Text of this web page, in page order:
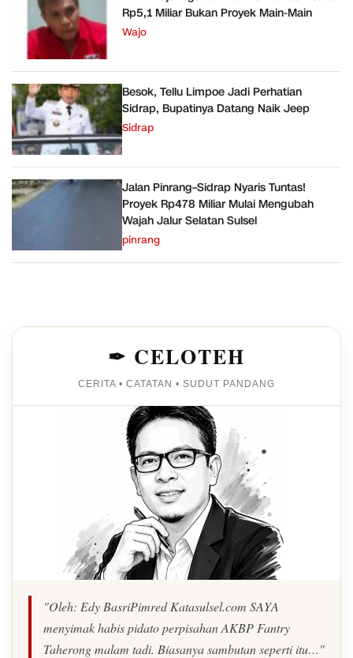
Rp5,1 Miliar Bukan Proyek Main-Main
Wajo
Besok, Tellu Limpoe Jadi Perhatian
Sidrap, Bupatinya Datang Naik Jeep
Sidrap
Jalan Pinrang–Sidrap Nyaris Tuntas!
Proyek Rp478 Miliar Mulai Mengubah
Wajah Jalur Selatan Sulsel
pinrang
✒ CELOTEH
CERITA • CATATAN • SUDUT PANDANG
"Oleh: Edy BasriPimred Katasulsel.com SAYA
menyimak habis pidato perpisahan AKBP Fantry
Taherong malam tadi. Biasanya sambutan seperti itu…"